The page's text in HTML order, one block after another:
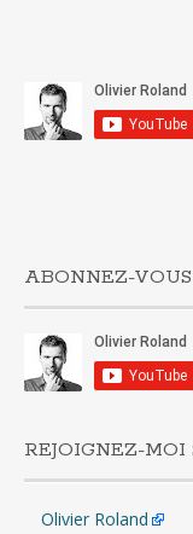
ABONNEZ-
REJOIGNEZ-
Olivier Roland